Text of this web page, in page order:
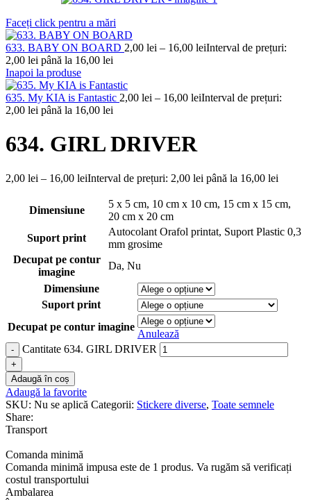
Faceți click pentru a mări
633. BABY ON BOARD 2,00 lei – 16,00 leiInterval de prețuri:
2,00 lei până la 16,00 lei
Inapoi la produse
635. My KIA is Fantastic 2,00 lei – 16,00 leiInterval de prețuri:
2,00 lei până la 16,00 lei
634. GIRL DRIVER
2,00 lei – 16,00 leiInterval de prețuri: 2,00 lei până la 16,00 lei
Dimensiune
5 x 5 cm, 10 cm x 10 cm, 15 cm x 15 cm,
20 cm x 20 cm
Suport print
Autocolant Orafol printat, Suport Plastic 0,3
mm grosime
Decupat pe contur
imagine
Da, Nu
Dimensiune
Suport print
Decupat pe contur imagine
Anulează
Cantitate 634. GIRL DRIVER
Adaugă în coș
Adaugă la favorite
SKU: Nu se aplică Categorii: Stickere diverse, Toate semnele
Share:
Transport
Comanda minimă
Comanda minimă impusa este de 1 produs. Va rugăm să verificați
costul transportului
Ambalarea